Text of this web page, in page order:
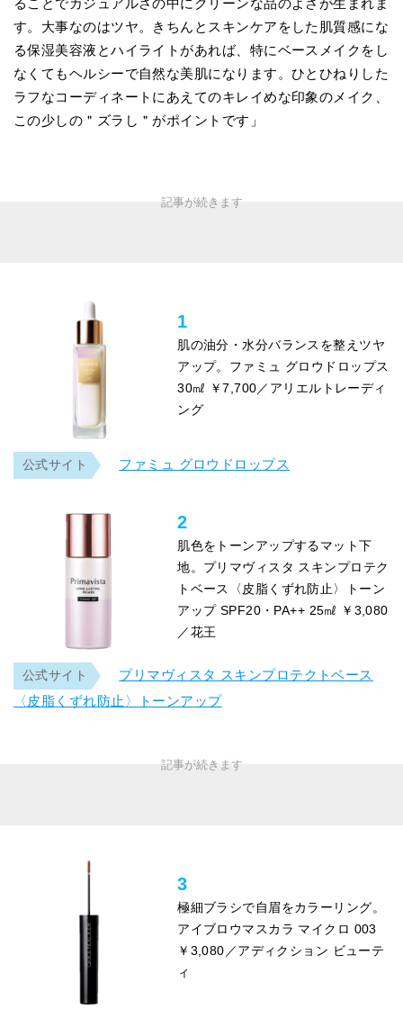
ることでカジュアルさの中にクリーンな品のよさが生まれま
す。大事なのはツヤ。きちんとスキンケアをした肌質感にな
る保湿美容液とハイライトがあれば、特にベースメイクをし
なくてもヘルシーで自然な美肌になります。ひとひねりした
ラフなコーディネートにあえてのキレイめな印象のメイク、
この少しの＂ズラし＂がポイントです」
1
肌の油分・水分バランスを整えツヤ
アップ。ファミュ グロウドロップス
30㎖ ￥7,700／アリエルトレーディ
ング
公式サイト ファミュ グロウドロップス
2
肌色をトーンアップするマット下
地。プリマヴィスタ スキンプロテク
トベース〈皮脂くずれ防止〉トーン
アップ SPF20・PA++ 25㎖ ￥3,080
／花王
公式サイト
プリマヴィスタ スキンプロテクトベース
〈皮脂くずれ防止〉トーンアップ
3
極細ブラシで自眉をカラーリング。
アイブロウマスカラ マイクロ 003
￥3,080／アディクション ビューテ
ィ